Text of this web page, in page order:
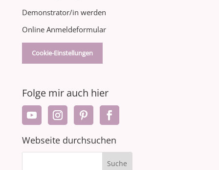
Demonstrator/in werden
Online Anmeldeformular
Cookie-Einstellungen
Folge mir auch hier
Webseite durchsuchen